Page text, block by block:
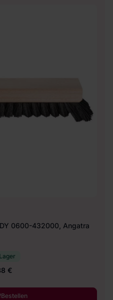
0600-432000, Angatra
€
Bestellen